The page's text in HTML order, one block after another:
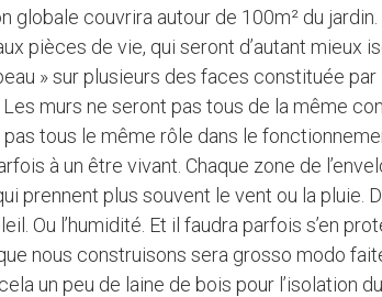
globale couvrira autour de 100m² du
pièces de vie, qui seront d’autant mieux
» sur plusieurs des faces constituée
murs ne seront pas tous de la même
tous le même rôle dans le
à un être vivant. Chaque zone de
prennent plus souvent le vent ou la pluie.
Ou l’humidité. Et il faudra parfois s’en
nous construisons sera grosso modo
un peu de laine de bois pour l’isolation